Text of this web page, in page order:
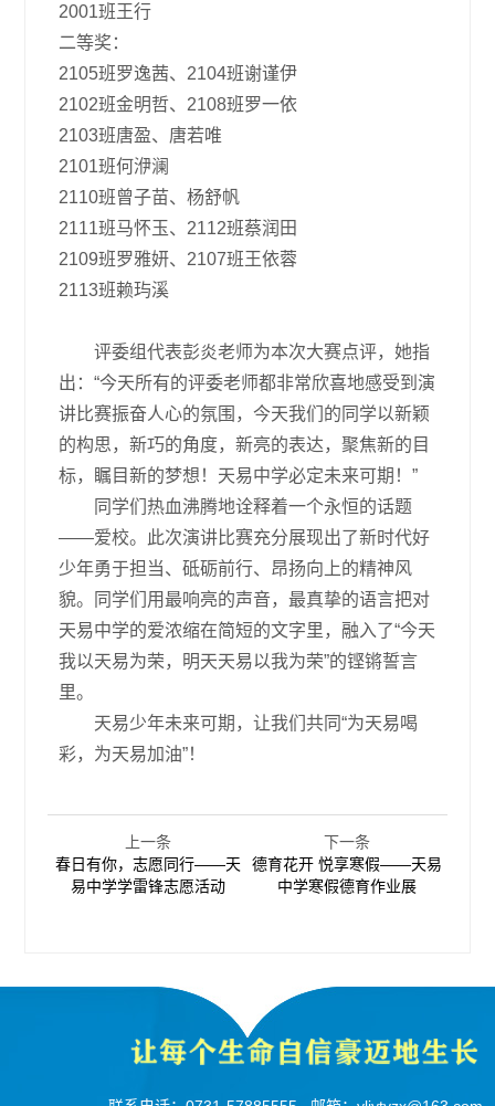
2001班王行
二等奖：
2105班罗逸茜、2104班谢谨伊
2102班金明哲、2108班罗一依
2103班唐盈、唐若唯
2101班何洢澜
2110班曾子苗、杨舒帆
2111班马怀玉、2112班蔡润田
2109班罗雅妍、2107班王依蓉
2113班赖玙溪
评委组代表彭炎老师为本次大赛点评，她指
出：“今天所有的评委老师都非常欣喜地感受到演
讲比赛振奋人心的氛围，今天我们的同学以新颖
的构思，新巧的角度，新亮的表达，聚焦新的目
标，瞩目新的梦想！天易中学必定未来可期！”
同学们热血沸腾地诠释着一个永恒的话题
——爱校。此次演讲比赛充分展现出了新时代好
少年勇于担当、砥砺前行、昂扬向上的精神风
貌。同学们用最响亮的声音，最真挚的语言把对
天易中学的爱浓缩在简短的文字里，融入了“今天
我以天易为荣，明天天易以我为荣”的铿锵誓言
里。
天易少年未来可期，让我们共同“为天易喝
彩，为天易加油”！
上一条
春日有你，志愿同行——天
易中学学雷锋志愿活动
下一条
德育花开 悦享寒假——天易
中学寒假德育作业展